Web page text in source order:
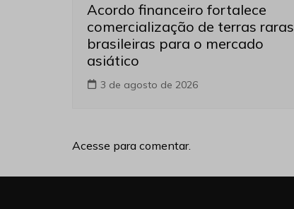
Acordo financeiro fortalece
comercialização de terras raras
brasileiras para o mercado
asiático
3 de agosto de 2026
Acesse para comentar.